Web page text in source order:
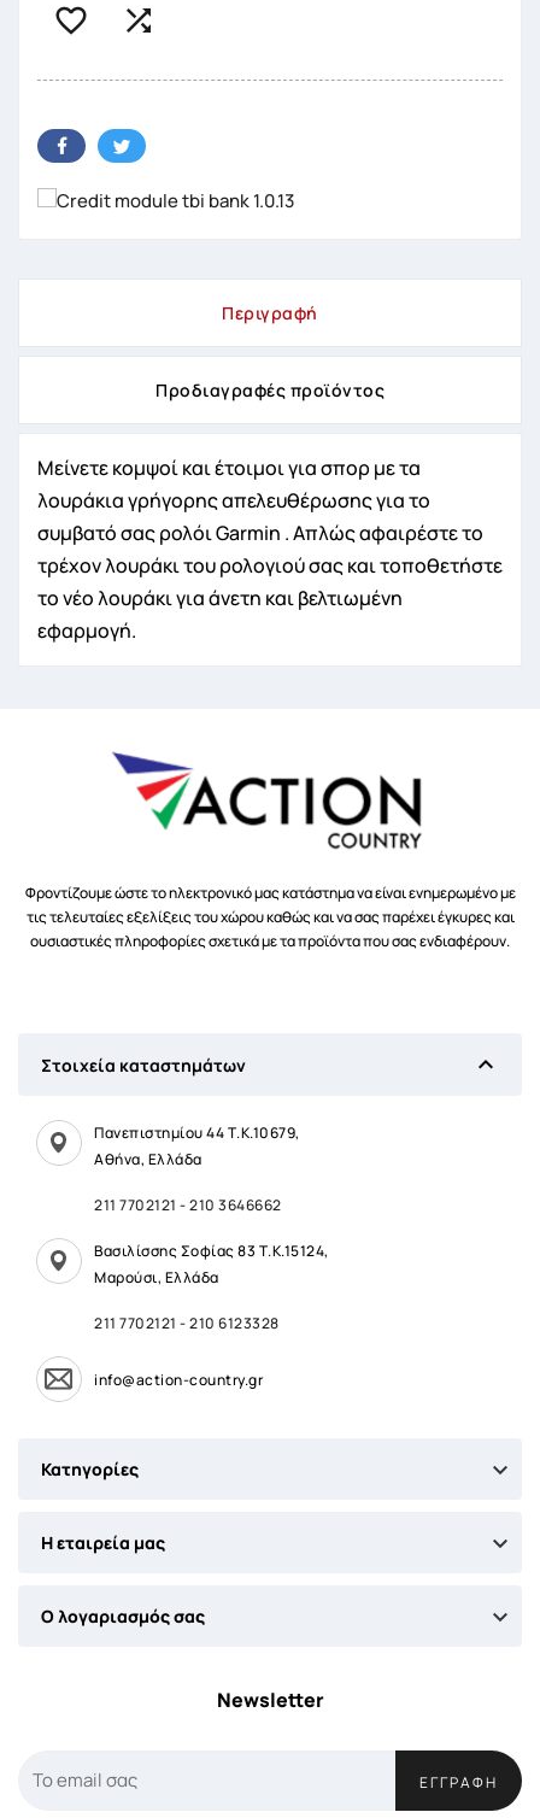
 
Περιγραφή
Προδιαγραφές προϊόντος
Μείνετε κομψοί και έτοιμοι για σπορ με τα
λουράκια γρήγορης απελευθέρωσης για το
συμβατό σας ρολόι Garmin . Απλώς αφαιρέστε το
τρέχον λουράκι του ρολογιού σας και τοποθετήστε
το νέο λουράκι για άνετη και βελτιωμένη
εφαρμογή.
Φροντίζουμε ώστε το ηλεκτρονικό μας κατάστημα να είναι ενημερωμένο με
τις τελευταίες εξελίξεις του χώρου καθώς και να σας παρέχει έγκυρες και
ουσιαστικές πληροφορίες σχετικά με τα προϊόντα που σας ενδιαφέρουν.
Στοιχεία καταστημάτων 
Πανεπιστημίου 44 Τ.Κ.10679,
Αθήνα, Ελλάδα
211 7702121 -210 3646662
Βασιλίσσης Σοφίας 83 Τ.Κ.15124,
Μαρούσι, Ελλάδα
211 7702121 -210 6123328
info@action-country.gr
Κατηγορίες 
Η εταιρεία μας 
Ο λογαριασμός σας 
Newsletter
ΕΓΓΡΑΦΉ